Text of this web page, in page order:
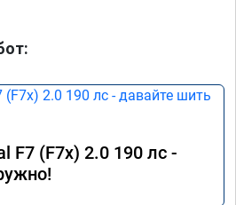
F7 (F7x) 2.0 190 лс -